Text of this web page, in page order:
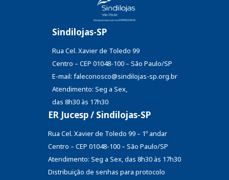
Sindilojas-SP
Rua Cel. Xavier de Toledo 99
Centro – CEP 01048-100 – São Paulo/SP
E-mail: faleconosco@sindilojas-sp.org.br
Atendimento: Seg a Sex,
das 8h30 às 17h30
ER Jucesp / Sindilojas-SP
Rua Cel. Xavier de Toledo 99 – 1º andar
Centro – CEP 01048-100 – São Paulo/SP
Atendimento: Seg a Sex, das 8h30 às 17h30
Distribuição de senhas para protocolo